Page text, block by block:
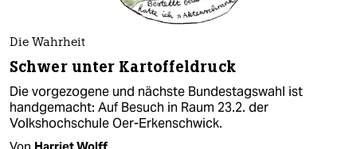
Die Wahrheit
Schwer unter Kartoffeldruck
Die vorgezogene und nächste Bundestagswahl ist
handgemacht: Auf Besuch in Raum 23.2. der
Volkshochschule Oer-Erkenschwick.
Von Harriet Wolff